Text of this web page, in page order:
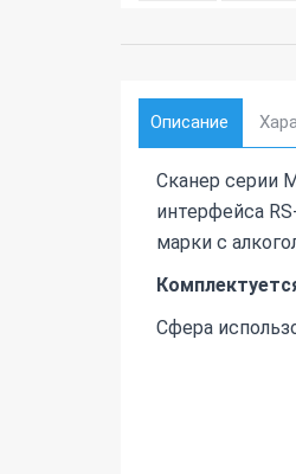
Описание
Сканер серии
интерфейса
марки с
Сфера